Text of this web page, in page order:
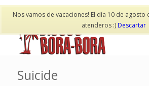
Nos vamos de vacaciones! El día 10 de
atenderos :)Descartar
Mi cuenta Contacto
Suicide